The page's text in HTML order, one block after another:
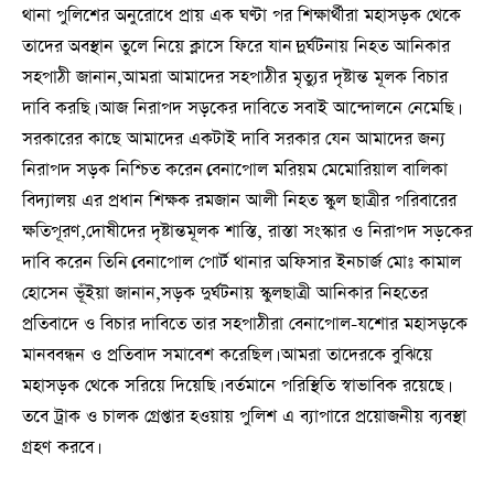
থানা পুলিশের অনুরোধে প্রায় এক ঘণ্টা পর শিক্ষার্থীরা মহাসড়ক থেকে
তাদের অবস্থান তুলে নিয়ে ক্লাসে ফিরে যান।দুর্ঘটনায় নিহত আনিকার
সহপাঠী জানান,আমরা আমাদের সহপাঠীর মৃত্যুর দৃষ্টান্ত মূলক বিচার
দাবি করছি। আজ নিরাপদ সড়কের দাবিতে সবাই আন্দোলনে নেমেছি।
সরকারের কাছে আমাদের একটাই দাবি সরকার যেন আমাদের জন্য
নিরাপদ সড়ক নিশ্চিত করেন।বেনাপোল মরিয়ম মেমোরিয়াল বালিকা
বিদ্যালয় এর প্রধান শিক্ষক রমজান আলী নিহত স্কুল ছাত্রীর পরিবারের
ক্ষতিপূরণ,দোষীদের দৃষ্টান্তমূলক শাস্তি, রাস্তা সংস্কার ও নিরাপদ সড়কের
দাবি করেন তিনি।বেনাপোল পোর্ট থানার অফিসার ইনচার্জ মোঃ কামাল
হোসেন ভূঁইয়া জানান,সড়ক দুর্ঘটনায় স্কুলছাত্রী আনিকার নিহতের
প্রতিবাদে ও বিচার দাবিতে তার সহপাঠীরা বেনাপোল-যশোর মহাসড়কে
মানববন্ধন ও প্রতিবাদ সমাবেশ করেছিল। আমরা তাদেরকে বুঝিয়ে
মহাসড়ক থেকে সরিয়ে দিয়েছি। বর্তমানে পরিস্থিতি স্বাভাবিক রয়েছে।
তবে ট্রাক ও চালক গ্রেপ্তার হওয়ায় পুলিশ এ ব্যাপারে প্রয়োজনীয় ব্যবস্থা
গ্রহণ করবে।